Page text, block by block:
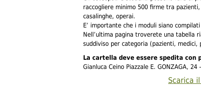
raccogliere minimo 500 firme tra
casalinghe, operai.
E’ importante che i moduli siano
Nell’ultima pagina troverete una tabella
suddiviso per categoria (pazienti,
La cartella deve essere spedita con
Gianluca Ceino Piazzale E. GONZAGA, 24
Scarica